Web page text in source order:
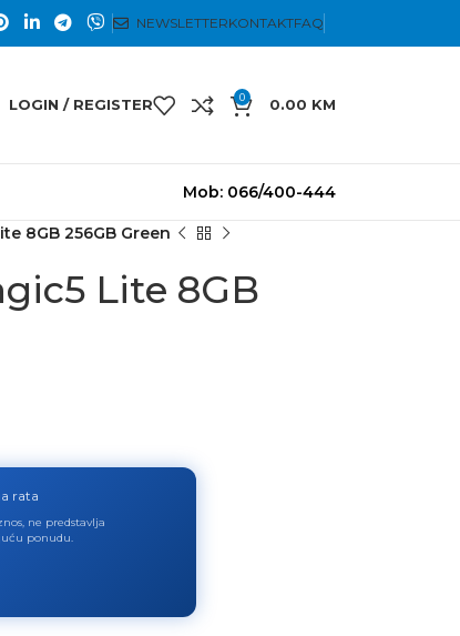
NEWSLETTERKONTAKTFAQ
LOGIN / REGISTER 0 0.00 KM
Mob: 066/400-444
8GB 256GB Green
Lite 8GB
rata
ne predstavlja
ponudu.